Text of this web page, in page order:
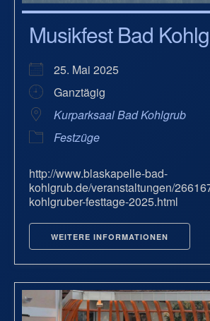
Musikfest Bad
25. Mai 2025
Ganztägig
Kurparksaal Bad Kohlgrub
Festzüge
http://www.blaskapelle-bad-
kohlgrub.de/veranstaltungen/
kohlgruber-festtage-2025.html
WEITERE INFORMATIONEN